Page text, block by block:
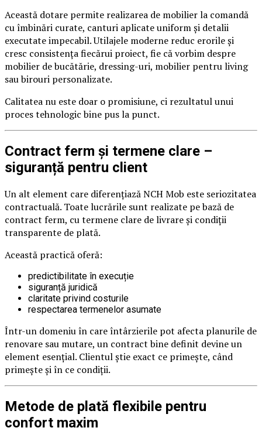
Această dotare permite realizarea de mobilier la comandă
cu îmbinări curate, canturi aplicate uniform și detalii
executate impecabil. Utilajele moderne reduc erorile și
cresc consistența fiecărui proiect, fie că vorbim despre
mobilier de bucătărie, dressing-uri, mobilier pentru living
sau birouri personalizate.
Calitatea nu este doar o promisiune, ci rezultatul unui
proces tehnologic bine pus la punct.
Contract ferm și termene clare –
siguranță pentru client
Un alt element care diferențiază NCH Mob este seriozitatea
contractuală. Toate lucrările sunt realizate pe bază de
contract ferm, cu termene clare de livrare și condiții
transparente de plată.
Această practică oferă:
predictibilitate în execuție
siguranță juridică
claritate privind costurile
respectarea termenelor asumate
Într-un domeniu în care întârzierile pot afecta planurile de
renovare sau mutare, un contract bine definit devine un
element esențial. Clientul știe exact ce primește, când
primește și în ce condiții.
Metode de plată flexibile pentru
confort maxim